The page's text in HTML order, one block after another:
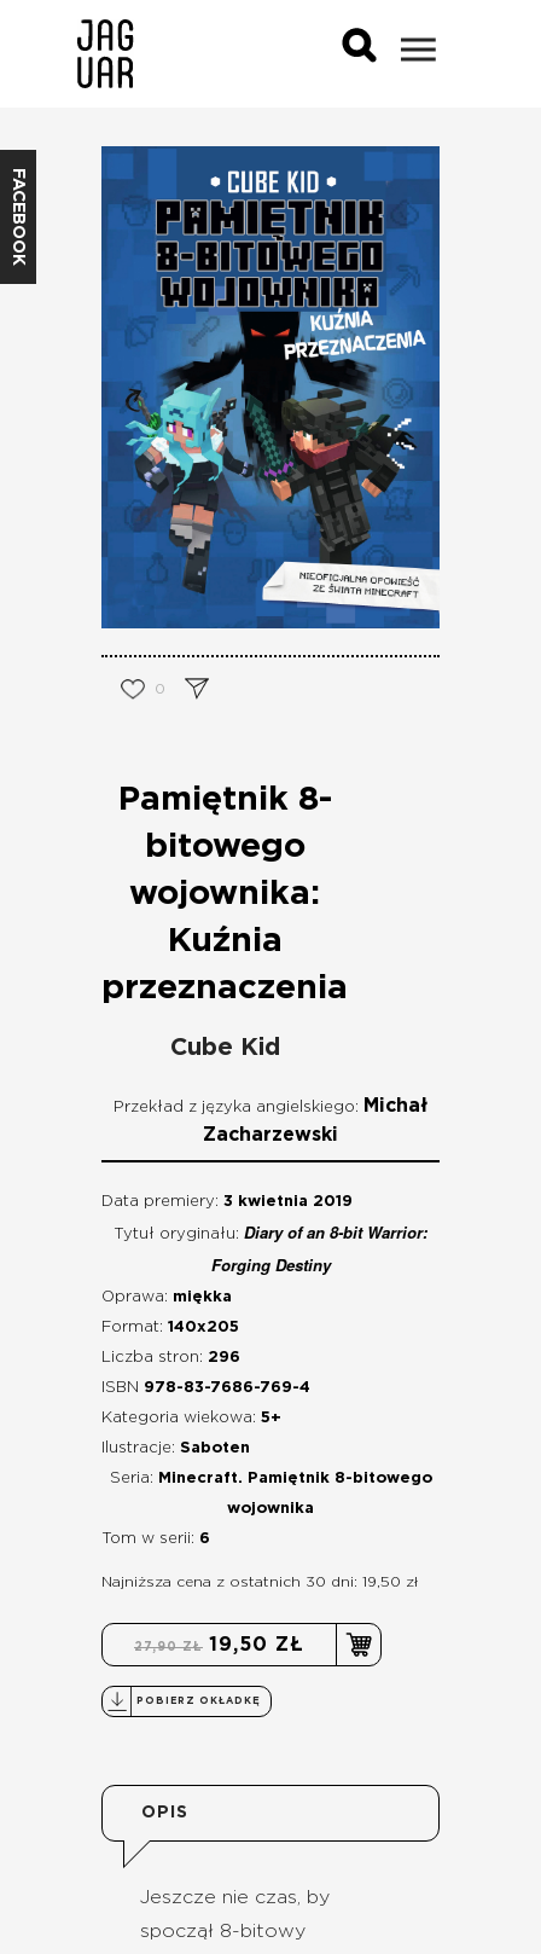
FACEBOOK
0
Pamiętnik 8-
bitowego
wojownika:
Kuźnia
przeznaczenia
Cube Kid
Przekład z języka angielskiego:
Michał
Zacharzewski
Data premiery: 3 kwietnia 2019
Tytuł oryginału: Diary of an 8-bit Warrior:
Forging Destiny
Oprawa: miękka
Format: 140x205
Liczba stron: 296
ISBN 978-83-7686-769-4
Kategoria wiekowa: 5+
Ilustracje: Saboten
Seria:
Minecraft. Pamiętnik 8-bitowego
wojownika
Tom w serii: 6
Najniższa cena z ostatnich 30 dni: 19,50 zł
27,90 ZŁ 19,50 ZŁ
POBIERZ OKŁADKĘ
OPIS
Jeszcze nie czas, by
spoczął 8-bitowy